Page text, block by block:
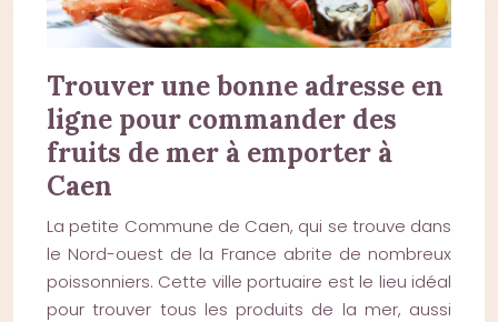
Trouver une bonne adresse en
ligne pour commander des
fruits de mer à emporter à
Caen
La petite Commune de Caen, qui se trouve dans
le Nord-ouest de la France abrite de nombreux
poissonniers. Cette ville portuaire est le lieu idéal
pour trouver tous les produits de la mer, aussi